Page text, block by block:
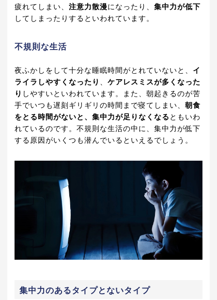
疲れてしまい、 注意力散漫になったり、 集中力が低下
してしまったりするといわれています。
不規則な生活
夜ふかしをして十分な睡眠時間がとれていないと、 イ
ライラしやすくなったり 、 ケアレスミスが多くなった
り しやすいといわれています。また、朝起きるのが苦
手でいつも遅刻ギリギリの時間まで寝てしまい、 朝食
をとる時間がないと、集中力が足りなくなる ともいわ
れているのです。不規則な生活の中に、集中力が低下
する原因がいくつも潜んでいるといえるでしょう。
集中力のあるタイプとないタイプ